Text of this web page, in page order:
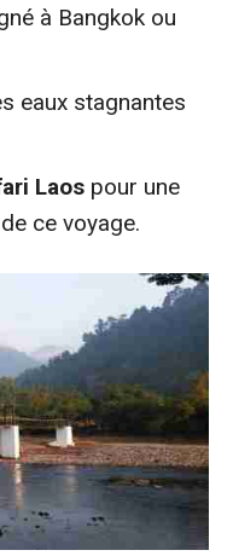
à Bangkok ou
eaux stagnantes
Laos pour une
ce voyage.